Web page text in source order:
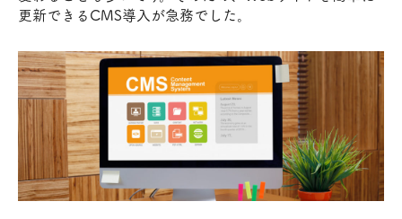
更新できるCMS導入が急務でした。